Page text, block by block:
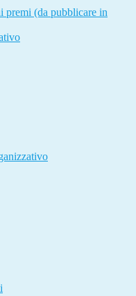
premi (da pubblicare in